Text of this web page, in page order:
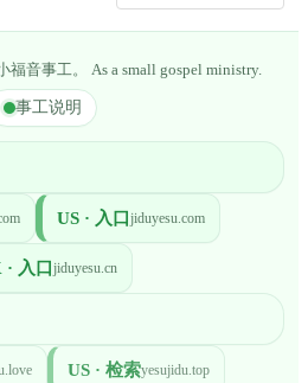
福音事工。 As a small gospel ministry.
事工说明
US · 入口 jiduyesu.com
入口 jiduyesu.cn
US · 检索yesujidu.top